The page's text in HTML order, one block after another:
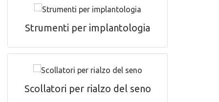
Strumenti per implantologia
Scollatori per rialzo del seno